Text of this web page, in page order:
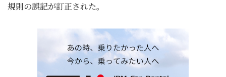
規則の誤記が訂正された。